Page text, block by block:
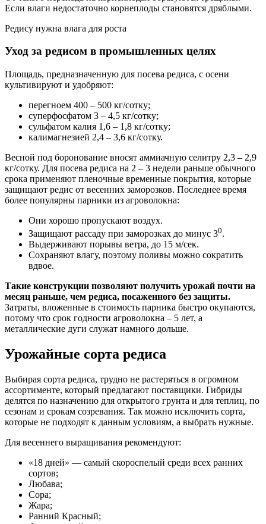
Если влаги недостаточно корнеплоды становятся дряблыми.
Редису нужна влага для роста
Уход за редисом в промышленных целях
Площадь, предназначенную для посева редиса, с осени
культивируют и удобряют:
перегноем 400 – 500 кг/сотку;
суперфосфатом 3 – 4,5 кг/сотку;
сульфатом калия 1,6 – 1,8 кг/сотку;
калимагнезией 2,4 – 3,6 кг/сотку.
Весной под боронование вносят аммиачную селитру 2,3 – 2,9
кг/сотку. Для посева редиса на 2 – 3 недели раньше обычного
срока применяют пленочные временные покрытия, которые
защищают редис от весенних заморозков. Последнее время
более популярны парники из агроволокна:
Они хорошо пропускают воздух.
Защищают рассаду при заморозках до минус 30.
Выдерживают порывы ветра, до 15 м/сек.
Сохраняют влагу, поэтому поливы можно сократить
вдвое.
Такие конструкции позволяют получить урожай почти на
месяц раньше, чем редиса, посаженного без защиты.
Затраты, вложенные в стоимость парника быстро окупаются,
потому что срок годности агроволокна – 5 лет, а
металлические дуги служат намного дольше.
Урожайные сорта редиса
Выбирая сорта редиса, трудно не растеряться в огромном
ассортименте, который предлагают поставщики. Гибриды
делятся по назначению для открытого грунта и для теплиц, по
сезонам и срокам созревания. Так можно исключить сорта,
которые не подходят к данным условиям, а выбрать нужные.
Для весеннего выращивания рекомендуют:
«18 дней» — самый скороспелый среди всех ранних
сортов;
Любава;
Сора;
Жара;
Ранний Красный;